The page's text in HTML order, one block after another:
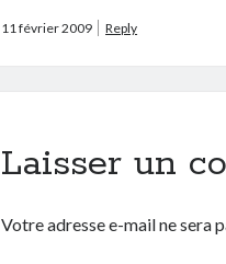
11 février 2009 Reply
Laisser un
Votre adresse e-mail ne sera